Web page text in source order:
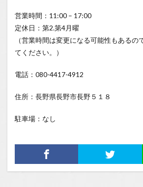
営業時間：11:00 – 17:00
定休日：第2.第4月曜
（営業時間は変更になる可能性もあるの
てください。）
電話：080-4417-4912
住所：長野県長野市長野５１８
駐車場：なし